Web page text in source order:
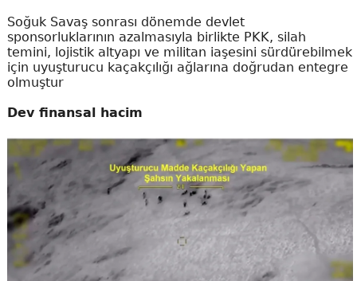
Soğuk Savaş sonrası dönemde devlet
sponsorluklarının azalmasıyla birlikte PKK, silah
temini, lojistik altyapı ve militan iaşesini sürdürebilmek
için uyuşturucu kaçakçılığı ağlarına doğrudan entegre
olmuştur
Dev finansal hacim